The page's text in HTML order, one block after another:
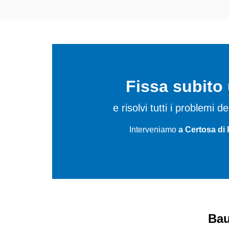
Fissa subito
e risolvi tutti i problemi
Interveniamo a Certosa di